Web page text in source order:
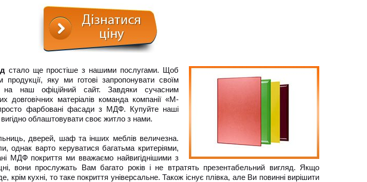
стало ще простіше з нашими послугами. Щоб
яку ми готові запропонувати своїм
на наш офіційний сайт. Завдяки сучасним
довговічних матеріалів команда компанії «М-
фарбовані фасади з МДФ. Купуйте наші
облаштовувати своє житло з нами.
дверей, шаф та інших меблів величезна.
однак варто керуватися багатьма критеріями,
МДФ покриття ми вважаємо найвигіднішими з
вони прослужать Вам багато років і не втратять презентабельний вигляд. Якщо
крім кухні, то таке покриття універсальне. Також існує плівка, але Ви повинні вирішити